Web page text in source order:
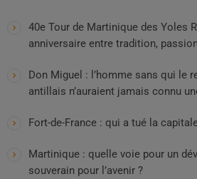
40e Tour de Martinique des Yoles
anniversaire entre tradition,
Don Miguel : l’homme sans qui le
antillais n’auraient jamais connu
Fort-de-France : qui a tué la
Martinique : quelle voie pour un
souverain pour l’avenir ?